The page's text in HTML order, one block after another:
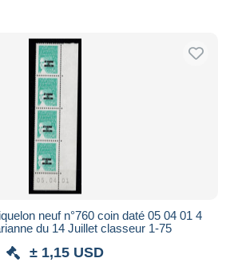
neuf n°760 coin daté 05 04 01 4
du 14 Juillet classeur 1-75
± 1,15 USD